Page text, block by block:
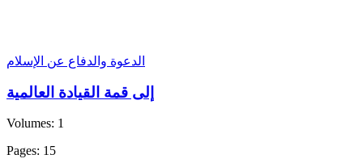
الدعوة والدفاع عن الإسلام
إلى قمة القيادة العالمية
Volumes: 1
Pages: 15